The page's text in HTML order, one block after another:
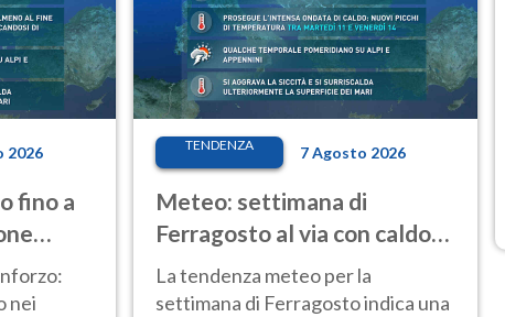
2026
fino a
nei
TENDENZA 7 Agosto 2026
Meteo: settimana di
Ferragosto al via con caldo
intenso e qualche temporale
La tendenza meteo per la
settimana di Ferragosto indica una